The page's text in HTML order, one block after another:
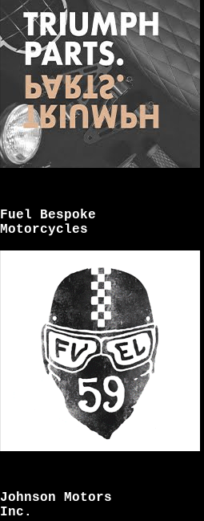
Fuel Bespoke
Motorcycles
Johnson Motors
Inc.